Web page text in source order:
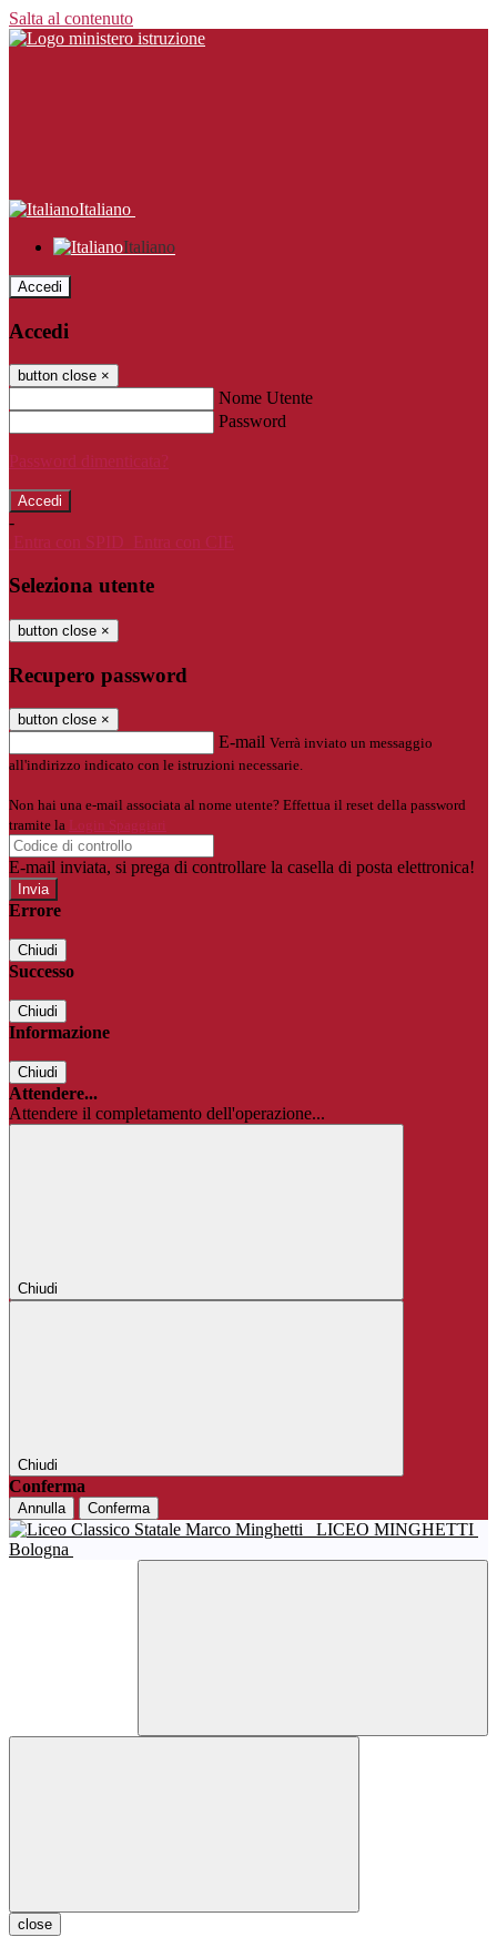
Salta al contenuto
Italiano
Italiano
Accedi
Accedi
button close ×
Nome Utente
Password
Password dimenticata?
-
Entra con SPID
Entra con CIE
Seleziona utente
button close ×
Recupero password
button close ×
E-mail Verrà inviato un messaggio
all'indirizzo indicato con le istruzioni necessarie.
Non hai una e-mail associata al nome utente? Effettua il reset della password
tramite la
Login Spaggiari
E-mail inviata, si prega di controllare la casella di posta elettronica!
Errore
Chiudi
Successo
Chiudi
Informazione
Chiudi
Attendere...
Attendere il completamento dell'operazione...
Chiudi
Chiudi
Conferma
Annulla Conferma
LICEO MINGHETTI
Bologna
close